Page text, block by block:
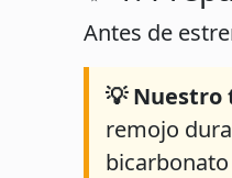
Antes de
💡
remojo
bicarbonato